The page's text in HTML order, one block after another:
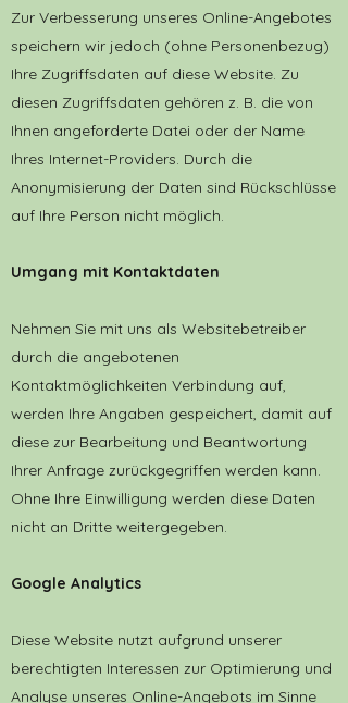
Zur Verbesserung unseres Online-Angebotes
speichern wir jedoch (ohne Personenbezug)
Ihre Zugriffsdaten auf diese Website. Zu
diesen Zugriffsdaten gehören z. B. die von
Ihnen angeforderte Datei oder der Name
Ihres Internet-Providers. Durch die
Anonymisierung der Daten sind Rückschlüsse
auf Ihre Person nicht möglich.
Umgang mit Kontaktdaten
Nehmen Sie mit uns als Websitebetreiber
durch die angebotenen
Kontaktmöglichkeiten Verbindung auf,
werden Ihre Angaben gespeichert, damit auf
diese zur Bearbeitung und Beantwortung
Ihrer Anfrage zurückgegriffen werden kann.
Ohne Ihre Einwilligung werden diese Daten
nicht an Dritte weitergegeben.
Google Analytics
Diese Website nutzt aufgrund unserer
berechtigten Interessen zur Optimierung und
Analyse unseres Online-Angebots im Sinne